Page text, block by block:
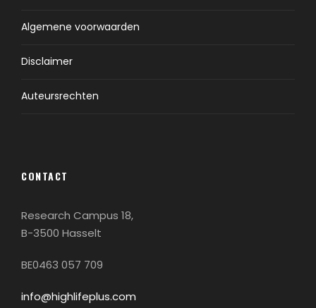
Algemene voorwaarden
Disclaimer
Auteursrechten
CONTACT
Research Campus 18,
B-3500 Hasselt
BE0463 057 709
info@highlifeplus.com